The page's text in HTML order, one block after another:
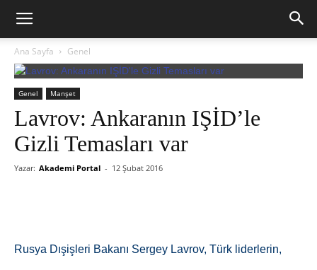
Ana Sayfa Genel
Genel Manşet
Lavrov: Ankaranın IŞİD’le
Gizli Temasları var
Yazar: Akademi Portal - 12 Şubat 2016
Rusya Dışişleri Bakanı Sergey Lavrov, Türk liderlerin,